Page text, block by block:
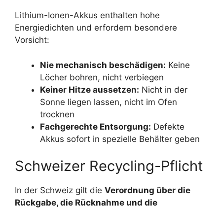
Lithium-Ionen-Akkus enthalten hohe
Energiedichten und erfordern besondere
Vorsicht:
Nie mechanisch beschädigen: Keine
Löcher bohren, nicht verbiegen
Keiner Hitze aussetzen: Nicht in der
Sonne liegen lassen, nicht im Ofen
trocknen
Fachgerechte Entsorgung: Defekte
Akkus sofort in spezielle Behälter geben
Schweizer Recycling-Pflicht
In der Schweiz gilt die Verordnung über die
Rückgabe, die Rücknahme und die